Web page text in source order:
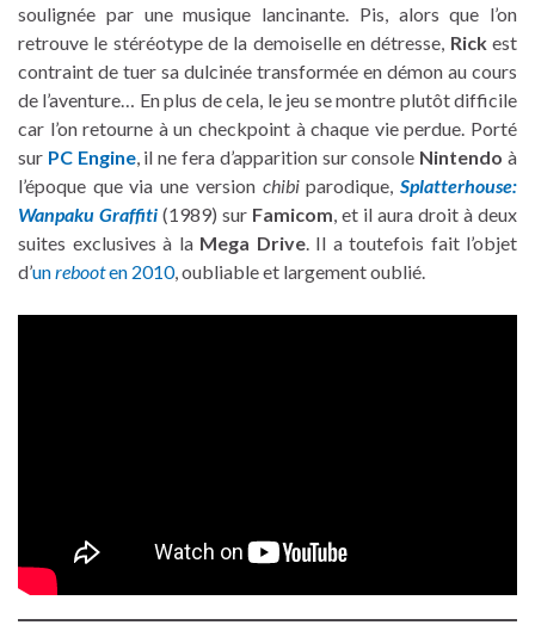
soulignée par une musique lancinante. Pis, alors que l’on
retrouve le stéréotype de la demoiselle en détresse, Rickest
contraint de tuer sa dulcinée transformée en démon au cours
de l’aventure… En plus de cela, le jeu se montre plutôt difficile
car l’on retourne à un checkpoint à chaque vie perdue. Porté
sur PC Engine, il ne fera d’apparition sur console Nintendo à
l’époque que via une version chibiparodique,Splatterhouse:
Wanpaku Graffiti (1989) sur Famicom, et il aura droit à deux
suites exclusives à la Mega Drive. Il a toutefois fait l’objet
d’unrebooten 2010, oubliable et largement oublié.